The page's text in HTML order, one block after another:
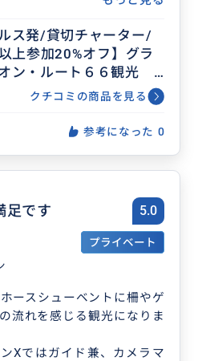
オの音量まで気をかけてく
な気遣いがツアーの始まり
といって執拗にやりすぎな
さんならではのおもてなし
て本当にありがとうござい
ス発/貸切チャーター/
上参加20%オフ】グラ
ン・ルート６６観光
ープ・ホースシューベ
クチコミの商品を見る
参考になった 0
足です 5.0
プライベート
ースシューベントに柵やゲ
流れを感じる観光になりま
Xではガイド兼、カメラマ